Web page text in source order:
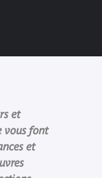
et
vous font
et